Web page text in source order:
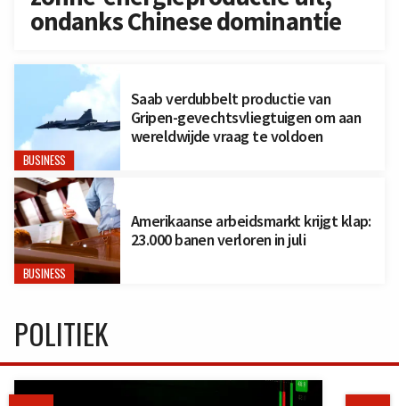
ondanks Chinese dominantie
BUSINESS
Saab verdubbelt productie van
Gripen-gevechtsvliegtuigen om aan
wereldwijde vraag te voldoen
BUSINESS
Amerikaanse arbeidsmarkt krijgt klap:
23.000 banen verloren in juli
POLITIEK